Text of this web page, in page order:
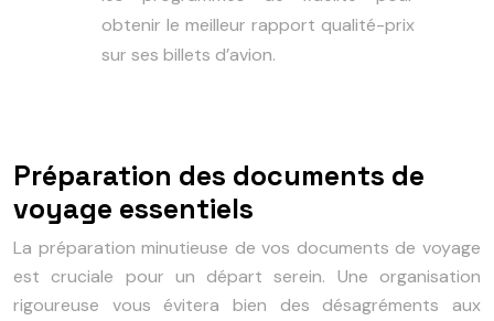
obtenir le meilleur rapport qualité-prix
sur ses billets d’avion.
Préparation des documents de
voyage essentiels
La préparation minutieuse de vos documents de voyage
est cruciale pour un départ serein. Une organisation
rigoureuse vous évitera bien des désagréments aux